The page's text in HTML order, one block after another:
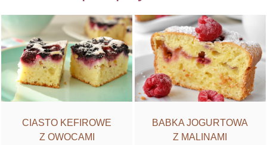
CIASTO KEFIROWE
Z OWOCAMI
BABKA JOGURTOWA
Z MALINAMI